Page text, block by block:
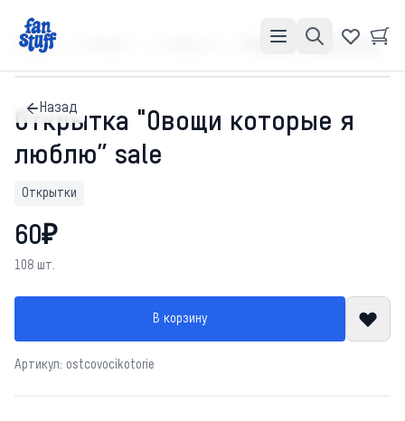
Главная Открытка "Овощи которые я люблю” sale
Назад
Открытка "Овощи которые я
люблю” sale
Открытки
60₽
108 шт.
В корзину
Артикул: ostcovocikotorie